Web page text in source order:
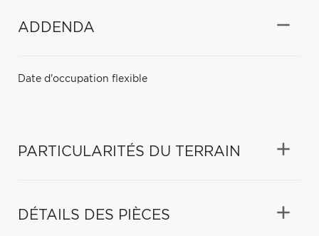
ADDENDA
Date d'occupation flexible
PARTICULARITÉS DU TERRAIN
DÉTAILS DES PIÈCES